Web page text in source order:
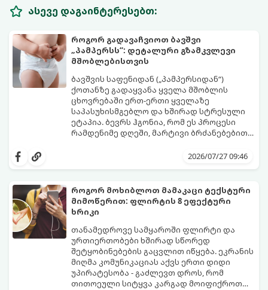
ასევე დაგაინტერესებთ:
როგორ გადავაჩვიოთ ბავშვი
„პამპერსს“: დეტალური გზამკვლევი
მშობლებისთვის
ბავშვის საფენიდან („პამპერსიდან“)
ქოთანზე გადაყვანა ყველა მშობლის
ცხოვრებაში ერთ-ერთი ყველაზე
საპასუხისმგებლო და ხშირად სტრესული
ეტაპია. ბევრს ჰგონია, რომ ეს პროცესი
რამდენიმე დღეში, მარტივი ბრძანებებით
ფიზიოლოგიური და ფსიქოლოგიური
მოთმინებას მოითხოვს.
როგორ გახადოთ ეს პროცესი2026/07/27 09:46
როგორ მოხიბლოთ მამაკაცი ტექსტური
მიმოწერით: ფლირტის 8 ეფექტური
ხრიკი
თანამედროვე სამყაროში ფლირტი და
ურთიერთობები ხშირად სწორედ
შეტყობინებების გაცვლით იწყება. ეკრანის
მიღმა კომუნიკაციას აქვს ერთი დიდი
უპირატესობა - გაძლევთ დროს, რომ
თითოეული სიტყვა კარგად მოიფიქროთ